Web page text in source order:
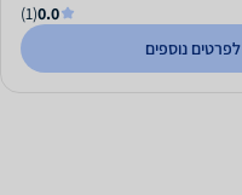
0.0
(1)
לפרטים נוספים